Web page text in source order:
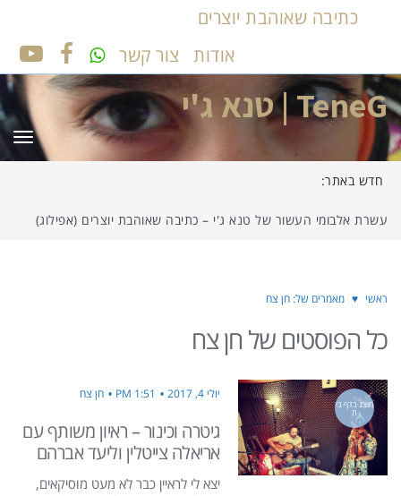
כתיבה שאוהבת יוצרים
אודות
צור קשר
TeneG | טנא ג'י
חדש באתר:
עשרת אלבומי העשור של טנא ג'י – כתיבה שאוהבת יוצרים (אפילוג)
ראשי ♥ מאמרים של: חן צח
כל הפוסטים של חן צח
מוצג בדף בי
ת
יולי 4, 2017 1:51 PM חן צח
גיטרה וכינור – ראיון משותף עם
אריאלה צייטלין וליעד אברהם
יצא לי לראיין כבר לא מעט מוסיקאים,